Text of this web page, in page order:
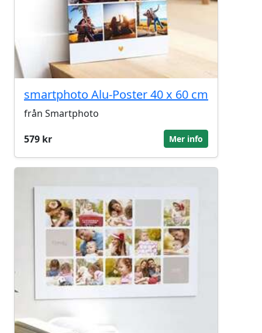
smartphoto Alu-Poster 40 x 60 cm
från Smartphoto
579 kr
Mer info